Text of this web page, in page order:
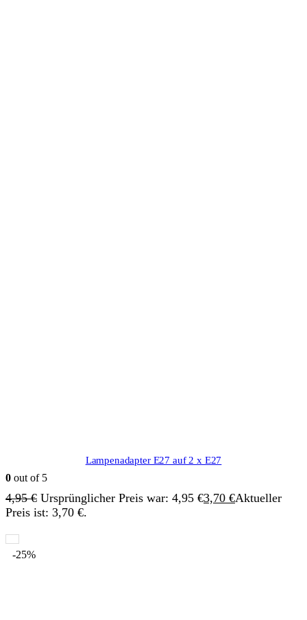
Lampenadapter E27 auf 2 x E27
0 out of 5
4,95€ Ursprünglicher Preis war: 4,95 €3,70 €Aktueller
Preis ist: 3,70 €.
-25%